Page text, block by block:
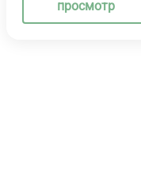
просмотр